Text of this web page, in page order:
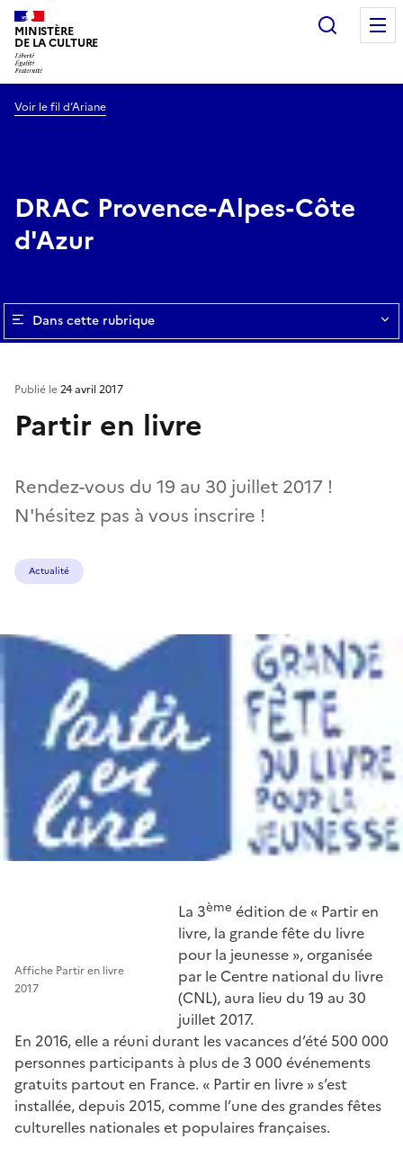
MINISTÈRE
DE LA CULTURE
Voir le fil d’Ariane
DRAC Provence-Alpes-Côte
d'Azur
Dans cette rubrique
Partir en livre
Rendez-vous du 19 au 30 juillet 2017 !
N'hésitez pas à vous inscrire !
Publié le24 avril 2017
Actualité
Affiche Partir en livre
2017
La 3ème édition de « Partir en
livre, la grande fête du livre
pour la jeunesse », organisée
par le Centre national du livre
(CNL), aura lieu du 19 au 30
juillet 2017.
En 2016, elle a réuni durant les vacances d’été 500 000
personnes participants à plus de 3 000 événements
gratuits partout en France. « Partir en livre » s’est
installée, depuis 2015, comme l’une des grandes fêtes
culturelles nationales et populaires françaises.